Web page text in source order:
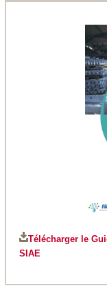
Télécharger le
SIAE